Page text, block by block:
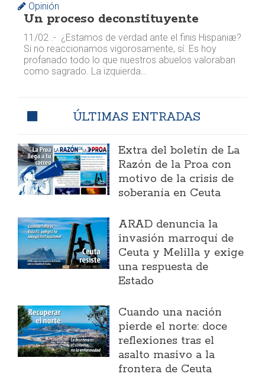
Opinión
Un proceso deconstituyente
11/02 .- ¿Estamos de verdad ante el finis Hispaniæ?
Si no reaccionamos vigorosamente, sí. Es hoy
profanado todo lo que nuestros abuelos valoraban
como sagrado. La izquierda…
ÚLTIMAS ENTRADAS
Extra del boletín de La
Razón de la Proa con
motivo de la crisis de
soberanía en Ceuta
ARAD denuncia la
invasión marroquí de
Ceuta y Melilla y exige
una respuesta de
Estado
Cuando una nación
pierde el norte: doce
reflexiones tras el
asalto masivo a la
frontera de Ceuta